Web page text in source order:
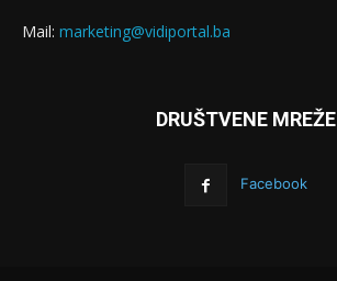
Mail: marketing@vidiportal.ba
DRUŠTVENE MREŽE
Facebook